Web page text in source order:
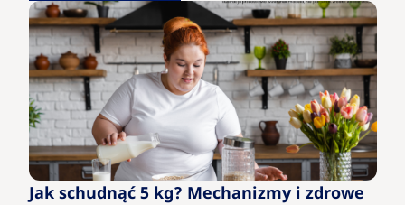
Jak schudnąć 5 kg? Mechanizmy i zdrowe